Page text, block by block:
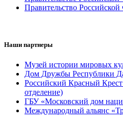
Правительство
Наши партнеры
Музей истории мировых
Дом Дружбы Республики
Российский Красный
отделение)
ГБУ «Московский дом
Международный альянс